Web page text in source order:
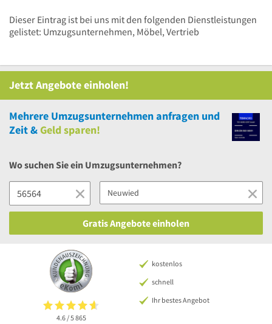
Dieser Eintrag ist bei uns mit den folgenden Dienstleistungen
gelistet: Umzugsunternehmen, Möbel, Vertrieb
Jetzt Angebote einholen!
Mehrere Umzugsunternehmen anfragen und
Zeit &Geld sparen!
Wo suchen Sie ein Umzugsunternehmen?
Gratis Angebote einholen
4.6 / 5865
kostenlos
schnell
Ihr bestes Angebot